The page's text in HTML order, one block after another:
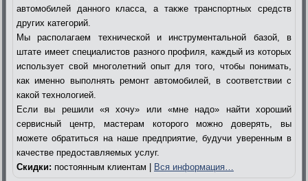
автомобилей данного класса, а также транспортных средств
других категорий.
Мы располагаем технической и инструментальной базой, в
штате имеет специалистов разного профиля, каждый из которых
использует свой многолетний опыт для того, чтобы понимать,
как именно выполнять ремонт автомобилей, в соответствии с
какой технологией.
Если вы решили «я хочу» или «мне надо» найти хороший
сервисный центр, мастерам которого можно доверять, вы
можете обратиться на наше предприятие, будучи уверенным в
качестве предоставляемых услуг.
Скидки: постоянным клиентам | Вся информация…